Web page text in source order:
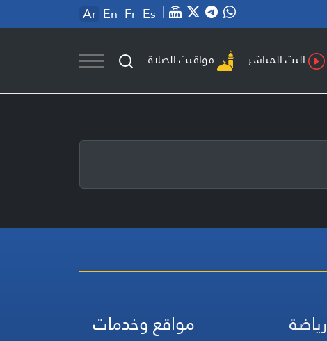
Ar En Fr Es
البث المباشر مواقيت الصلاة
رياضة مواقع وخدمات